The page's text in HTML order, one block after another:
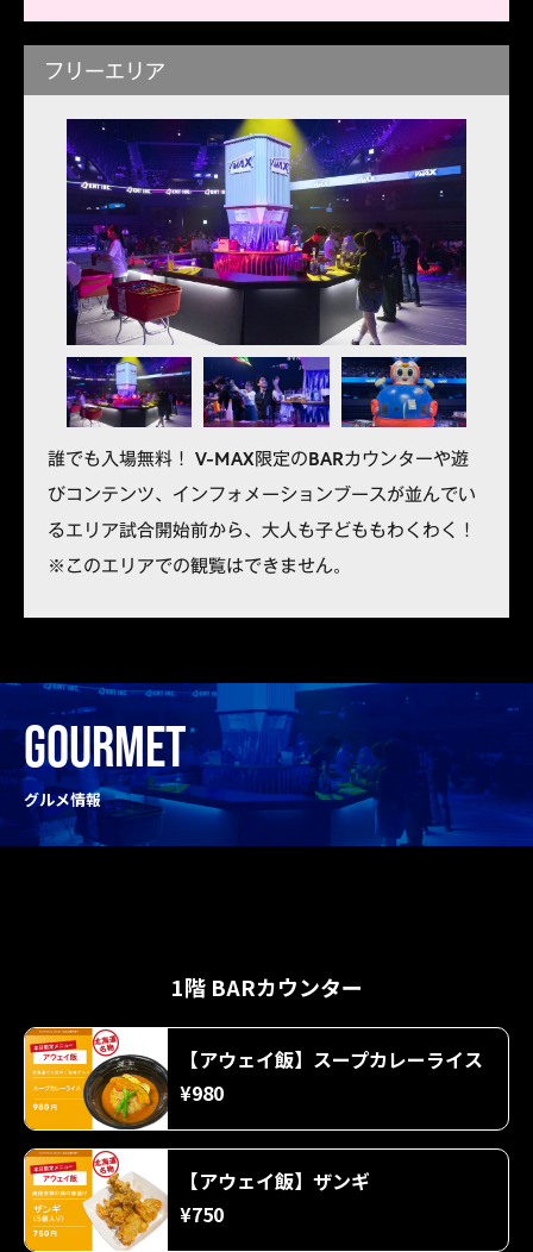
フリーエリア
誰でも入場無料！ V-MAX限定のBARカウンターや遊
びコンテンツ、インフォメーションブースが並んでい
るエリア試合開始前から、大人も子どももわくわく！
※このエリアでの観覧はできません。
GOURMET
グルメ情報
1階 BARカウンター
【アウェイ飯】スープカレーライス
¥980
【アウェイ飯】ザンギ
¥750